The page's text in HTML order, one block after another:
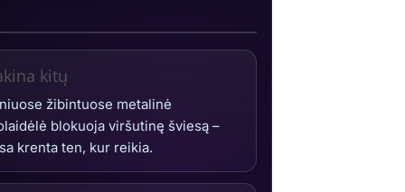
kitų
žibintuose metalinė
blokuoja viršutinę šviesą –
krenta ten, kur reikia.